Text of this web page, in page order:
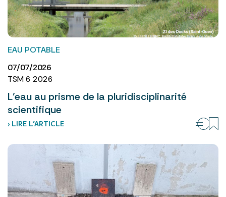
EAU POTABLE
07/07/2026
TSM 6 2026
L’eau au prisme de la pluridisciplinarité
scientifique
› LIRE L’ARTICLE